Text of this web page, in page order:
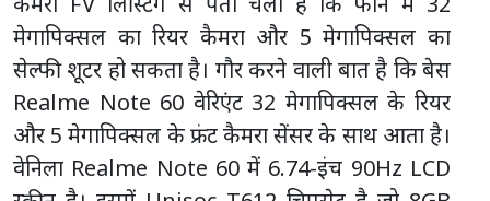
मेगापिक्सल का रियर कैमरा और 5 मेगापिक्सल का
सेल्फी शूटर हो सकता है। गौर करने वाली बात है कि बेस
Realme Note 60 वेरिएंट 32 मेगापिक्सल के रियर
और 5 मेगापिक्सल के फ्रंट कैमरा सेंसर के साथ आता है।
वेनिला Realme Note 60 में 6.74-इंच 90Hz LCD